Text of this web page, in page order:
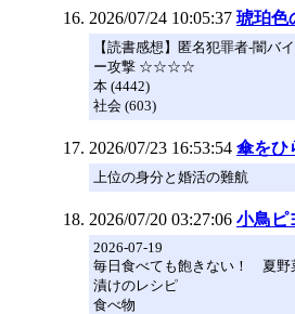
2026/07/24 10:05:37 琥珀色
【読書感想】匿名犯罪者-闇バ
ー攻撃 ☆☆☆☆
本 (4442)
社会 (603)
2026/07/23 16:53:54 傘をひ
上位の身分と婚活の難航
2026/07/20 03:27:06 小鳥ピ
2026-07-19
毎日食べても飽きない！ 夏野
漬けのレシピ
食べ物